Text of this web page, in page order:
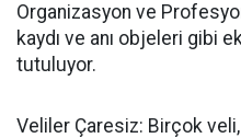
​Organizasyon ve
kaydı ve anı objeleri gibi
tutuluyor.
​Veliler Çaresiz: Birçok